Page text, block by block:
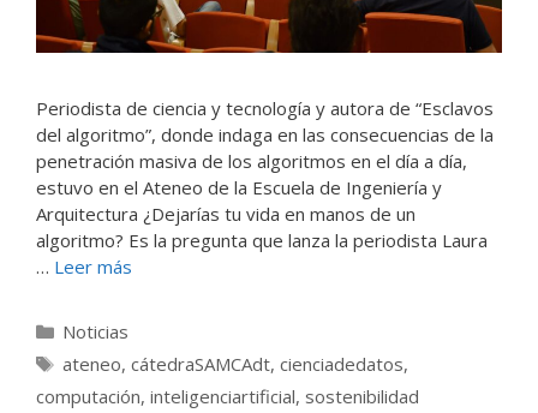
Periodista de ciencia y tecnología y autora de “Esclavos
del algoritmo”, donde indaga en las consecuencias de la
penetración masiva de los algoritmos en el día a día,
estuvo en el Ateneo de la Escuela de Ingeniería y
Arquitectura ¿Dejarías tu vida en manos de un
algoritmo? Es la pregunta que lanza la periodista Laura
… Leer más
Categorías
Noticias
Etiquetas
ateneo, cátedraSAMCAdt, cienciadedatos,
computación, inteligenciartificial, sostenibilidad